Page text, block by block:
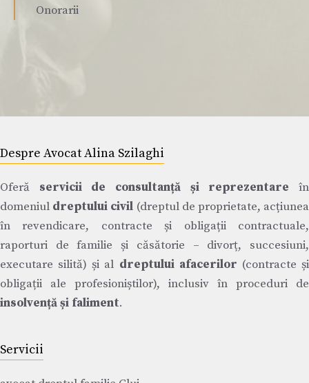
Onorarii
Despre Avocat Alina Szilaghi
Oferă servicii de consultanță și reprezentare în
domeniul dreptului civil (dreptul de proprietate, acțiunea
în revendicare, contracte și obligații contractuale,
raporturi de familie și căsătorie – divorț, succesiuni,
executare silită) și al dreptului afacerilor (contracte și
obligații ale profesioniștilor), inclusiv în proceduri de
insolvență și faliment.
Servicii